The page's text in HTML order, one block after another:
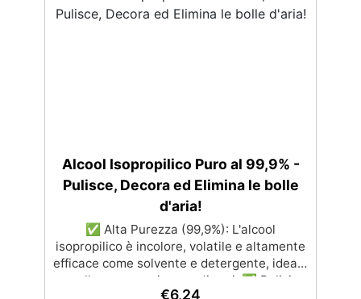
Alcool Isopropilico Puro al 99,9% -
Pulisce, Decora ed Elimina le bolle
d'aria!
✅ Alta Purezza (99,9%): L'alcool
isopropilico è incolore, volatile e altamente
efficace come solvente e detergente, ideale
per l'uso con resine e polimeri. ✅ Pulizia
€6,24